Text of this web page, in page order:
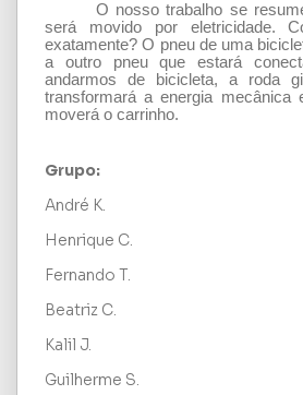
O nosso trabalho se
será movido por eletricidade.
exatamente? O pneu de uma
a outro pneu que estará
andarmos de bicicleta, a roda
transformará a energia mecânica
moverá o carrinho.
Grupo:
André K.
Henrique C.
Fernando T.
Beatriz C.
Kalil J.
Guilherme S.